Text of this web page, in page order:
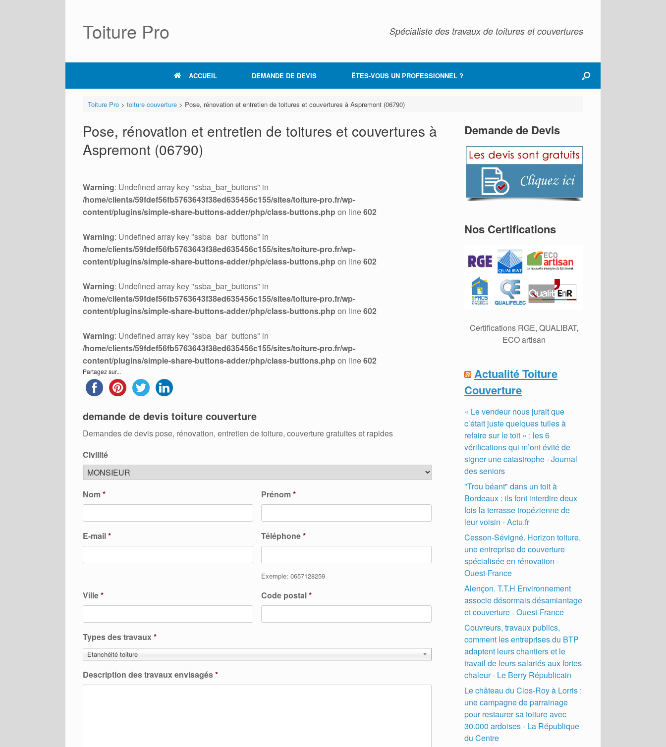
Toiture Pro Spécialiste des travaux de toitures et couvertures
ACCUEIL DEMANDE DE DEVIS ÊTES-VOUS UN PROFESSIONNEL ?
Toiture Pro> toiture couverture> Pose, rénovation et entretien de toitures et couvertures à Aspremont (06790)
Pose, rénovation et entretien de toitures et couvertures à
Aspremont (06790)
Warning: Undefined array key "ssba_bar_buttons" in
/home/clients/59fdef56fb5763643f38ed635456c155/sites/toiture-pro.fr/wp-
content/plugins/simple-share-buttons-adder/php/class-buttons.php on line602
Warning: Undefined array key "ssba_bar_buttons" in
/home/clients/59fdef56fb5763643f38ed635456c155/sites/toiture-pro.fr/wp-
content/plugins/simple-share-buttons-adder/php/class-buttons.php on line602
Warning: Undefined array key "ssba_bar_buttons" in
/home/clients/59fdef56fb5763643f38ed635456c155/sites/toiture-pro.fr/wp-
content/plugins/simple-share-buttons-adder/php/class-buttons.php on line602
Warning: Undefined array key "ssba_bar_buttons" in
/home/clients/59fdef56fb5763643f38ed635456c155/sites/toiture-pro.fr/wp-
content/plugins/simple-share-buttons-adder/php/class-buttons.php on line602
Partagez sur...
demande de devis toiture couverture
Demandes de devis pose, rénovation, entretien de toiture, couverture gratuites et rapides
Civilité
Nom* Prénom*
E-mail* Téléphone*
Exemple: 0657128259
Ville* Code postal*
Types des travaux*
Etanchéité toiture
Description des travaux envisagés*
Demande de Devis
Nos Certifications
Certifications RGE, QUALIBAT,
ECO artisan
Actualité Toiture
Couverture
« Le vendeur nous jurait que
c’était juste quelques tuiles à
refaire sur le toit » : les 6
vérifications qui m’ont évité de
signer une catastrophe - Journal
des seniors
"Trou béant" dans un toit à
Bordeaux : ils font interdire deux
fois la terrasse tropézienne de
leur voisin - Actu.fr
Cesson-Sévigné. Horizon toiture,
une entreprise de couverture
spécialisée en rénovation -
Ouest-France
Alençon. T.T.H Environnement
associe désormais désamiantage
et couverture - Ouest-France
Couvreurs, travaux publics,
comment les entreprises du BTP
adaptent leurs chantiers et le
travail de leurs salariés aux fortes
chaleur - Le Berry Républicain
Le château du Clos-Roy à Lorris :
une campagne de parrainage
pour restaurer sa toiture avec
30.000 ardoises - La République
du Centre